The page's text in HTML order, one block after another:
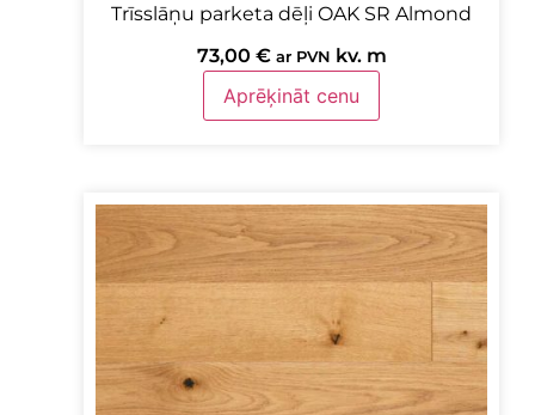
Trīsslāņu parketa dēļi OAK SR Almond
73,00 € ar PVN kv. m
Aprēķināt cenu